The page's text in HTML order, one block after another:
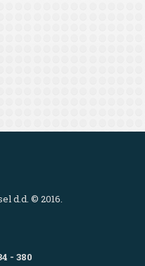
d.d. © 2016.
- 380